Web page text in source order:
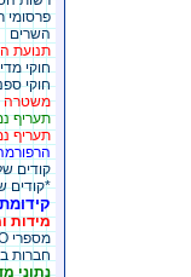
פרסומי
השרים
תנועת
חוקי
חוקי
משטרה
תעריף
תעריף
קודים
*קודים
מידות
מספרי IMO של אניות
חברות
נתוני